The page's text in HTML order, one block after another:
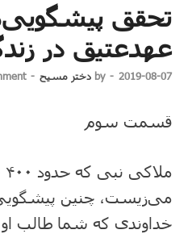
تحقق
عهدعتیق در
2019-08-07
-
by دختر مسیح -
قسمت سوم
می‌زیست، چنین
خداوندی که شما طالب